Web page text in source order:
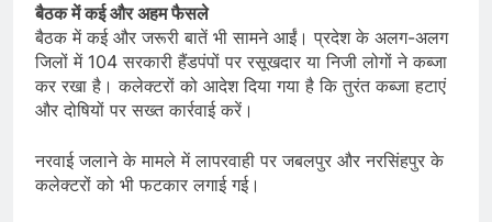
बैठक में कई और अहम फैसले
बैठक में कई और जरूरी बातें भी सामने आईं। प्रदेश के अलग-अलग
जिलों में 104 सरकारी हैंडपंपों पर रसूखदार या निजी लोगों ने कब्जा
कर रखा है। कलेक्टरों को आदेश दिया गया है कि तुरंत कब्जा हटाएं
और दोषियों पर सख्त कार्रवाई करें।
नरवाई जलाने के मामले में लापरवाही पर जबलपुर और नरसिंहपुर के
कलेक्टरों को भी फटकार लगाई गई।